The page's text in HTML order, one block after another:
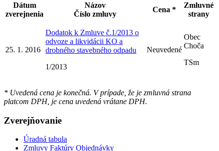
Dátum
zverejnenia
Názov
Číslo zmluvy
Cena *
Zmluvné
strany
25. 1. 2016
Dodatok k Zmluve č.1/2013 o
odvoze a likvidácii KO a
drobného stavebného odpadu
1/2013
Neuvedené
Obec
Choča
TSm
* Uvedená cena je konečná. V prípade, že je zmluvná strana
platcom DPH, je cena uvedená vrátane DPH.
Zverejňovanie
Úradná tabula
Zmluvy Faktúry Objednávky